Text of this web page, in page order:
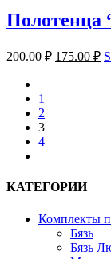
Полотенца
200.00₽ 175.00 ₽
1
2
3
4
КАТЕГОРИИ
Комплекты
Бязь
Бязь